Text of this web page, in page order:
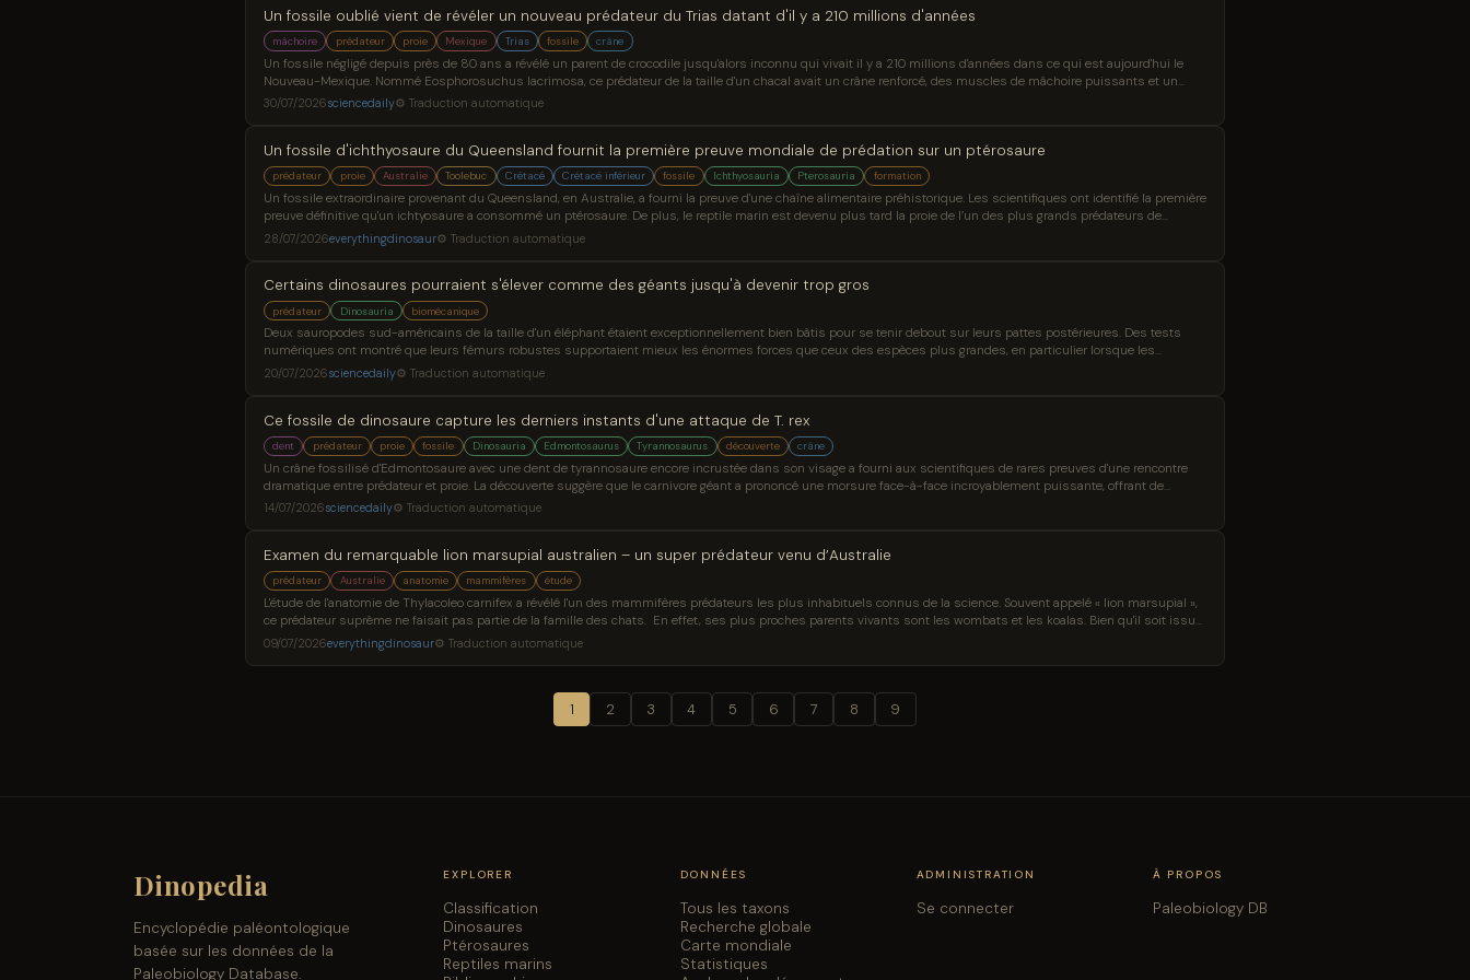
Un fossile oublié vient de révéler un nouveau prédateur du Trias datant d'il y a 210 millions d'années
mâchoire prédateur proie Mexique Trias fossile crâne
Un fossile négligé depuis près de 80 ans a révélé un parent de crocodile jusqu'alors inconnu qui vivait il y a 210 millions d'années dans ce qui est aujourd'hui le
Nouveau-Mexique. Nommé Eosphorosuchus lacrimosa, ce prédateur de la taille d'un chacal avait un crâne renforcé, des muscles de mâchoire puissants et un
museau court conçu pour s'attaquer à des proies plus grosses.
30/07/2026sciencedaily⚙ Traduction automatique
Un fossile d'ichthyosaure du Queensland fournit la première preuve mondiale de prédation sur un ptérosaure
prédateur proie Australie Toolebuc Crétacé Crétacé inférieur fossile Ichthyosauria Pterosauria formation
Un fossile extraordinaire provenant du Queensland, en Australie, a fourni la preuve d'une chaîne alimentaire préhistorique. Les scientifiques ont identifié la première
preuve définitive qu'un ichtyosaure a consommé un ptérosaure. De plus, le reptile marin est devenu plus tard la proie de l’un des plus grands prédateurs de
l’ancienne mer d’Eromanga. Le fossile spectaculaire provient de la Formation de Toolebuc du Crétacé inférieur
28/07/2026everythingdinosaur⚙ Traduction automatique
Certains dinosaures pourraient s'élever comme des géants jusqu'à devenir trop gros
prédateur Dinosauria biomécanique
Deux sauropodes sud-américains de la taille d'un éléphant étaient exceptionnellement bien bâtis pour se tenir debout sur leurs pattes postérieures. Des tests
numériques ont montré que leurs fémurs robustes supportaient mieux les énormes forces que ceux des espèces plus grandes, en particulier lorsque les
dinosaures étaient jeunes. La pose verticale les a peut-être aidés à atteindre la cime des arbres, à effrayer les prédateurs ou à impressionner des partenaires
20/07/2026sciencedaily⚙ Traduction automatique
Ce fossile de dinosaure capture les derniers instants d'une attaque de T. rex
dent prédateur proie fossile Dinosauria Edmontosaurus Tyrannosaurus découverte crâne
Un crâne fossilisé d'Edmontosaure avec une dent de tyrannosaure encore incrustée dans son visage a fourni aux scientifiques de rares preuves d'une rencontre
dramatique entre prédateur et proie. La découverte suggère que le carnivore géant a prononcé une morsure face-à-face incroyablement puissante, offrant de
nouveaux indices sur la façon dont le tyrannosaure chassait.
14/07/2026sciencedaily⚙ Traduction automatique
Examen du remarquable lion marsupial australien – un super prédateur venu d’Australie
prédateur Australie anatomie mammifères étude
L'étude de l'anatomie de Thylacoleo carnifex a révélé l'un des mammifères prédateurs les plus inhabituels connus de la science. Souvent appelé « lion marsupial »,
ce prédateur suprême ne faisait pas partie de la famille des chats. En effet, ses plus proches parents vivants sont les wombats et les koalas. Bien qu'il soit issu
d'ancêtres principalement herbivores, Thylacoleo carnifex est devenu une espèce hautement spécialisée.
09/07/2026everythingdinosaur⚙ Traduction automatique
1 2 3 4 5 6 7 8 9
Dinopedia
Encyclopédie paléontologique
basée sur les données de la
Paleobiology Database.
EXPLORER
Classification
Dinosaures
Ptérosaures
Reptiles marins
DONNÉES
Tous les taxons
Recherche globale
Carte mondiale
Statistiques
ADMINISTRATION
Se connecter
À PROPOS
Paleobiology DB